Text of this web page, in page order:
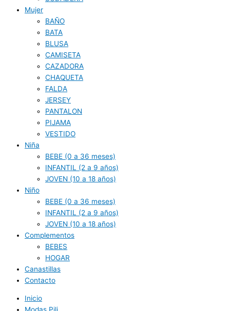
Mujer
BAÑO
BATA
BLUSA
CAMISETA
CAZADORA
CHAQUETA
FALDA
JERSEY
PANTALON
PIJAMA
VESTIDO
Niña
BEBE (0 a 36 meses)
INFANTIL (2 a 9 años)
JOVEN (10 a 18 años)
Niño
BEBE (0 a 36 meses)
INFANTIL (2 a 9 años)
JOVEN (10 a 18 años)
Complementos
BEBES
HOGAR
Canastillas
Contacto
Inicio